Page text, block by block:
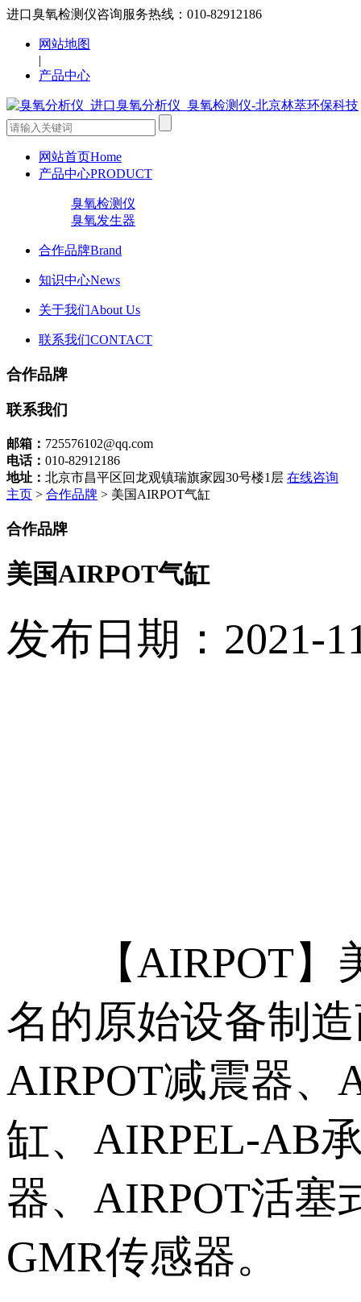
进口臭氧检测仪咨询服务热线：010-82912186
网站地图
|
产品中心
网站首页Home
产品中心PRODUCT
臭氧检测仪
臭氧发生器
合作品牌Brand
知识中心News
关于我们About Us
联系我们CONTACT
合作品牌
联系我们
邮箱： 725576102@qq.com
电话： 010-82912186
地址： 北京市昌平区回龙观镇瑞旗家园30号楼1层 在线咨询
主页 > 合作品牌 > 美国AIRPOT气缸
合作品牌
美国AIRPOT气缸
发布日期：2021-
【AIRPOT】美
名的原始设备制
AIRPOT减震器、
缸、AIRPEL-AB
器、AIRPOT活塞
GMR传感器。